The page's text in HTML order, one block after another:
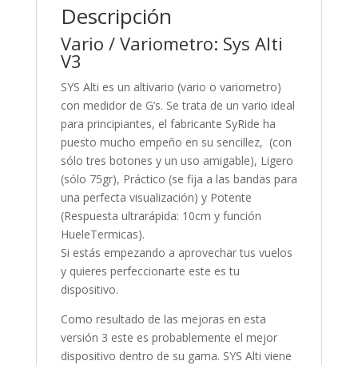
Descripción
Vario / Variometro: Sys Alti
V3
SYS Alti es un altivario (vario o variometro)
con medidor de G’s. Se trata de un vario ideal
para principiantes, el fabricante SyRide ha
puesto mucho empeño en su sencillez, (con
sólo tres botones y un uso amigable), Ligero
(sólo 75gr), Práctico (se fija a las bandas para
una perfecta visualización) y Potente
(Respuesta ultrarápida: 10cm y función
HueleTermicas).
Si estás empezando a aprovechar tus vuelos
y quieres perfeccionarte este es tu
dispositivo.
Como resultado de las mejoras en esta
versión 3 este es probablemente el mejor
dispositivo dentro de su gama. SYS Alti viene